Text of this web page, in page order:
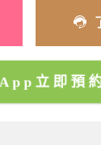
立即預